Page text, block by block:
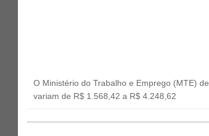
O Ministério do Trabalho e Emprego (MTE)
variam de R$ 1.568,42 a R$ 4.248,62